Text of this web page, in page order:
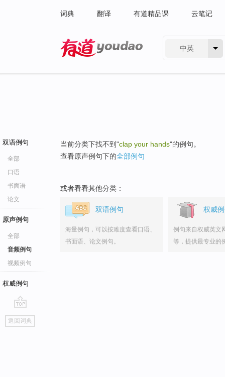
词典 翻译 有道精品课 云笔记
中英
双语例句
全部
口语
书面语
论文
原声例句
全部
音频例句
视频例句
权威例句
go
top
返回词典
当前分类下找不到"clap your hands"的例句。
查看原声例句下的全部例句
或者看看其他分类：
双语例句
海量例句，可以按难度查看口语、
书面语、论文例句。
权威
例句来自权威英文
等，提供最专业的